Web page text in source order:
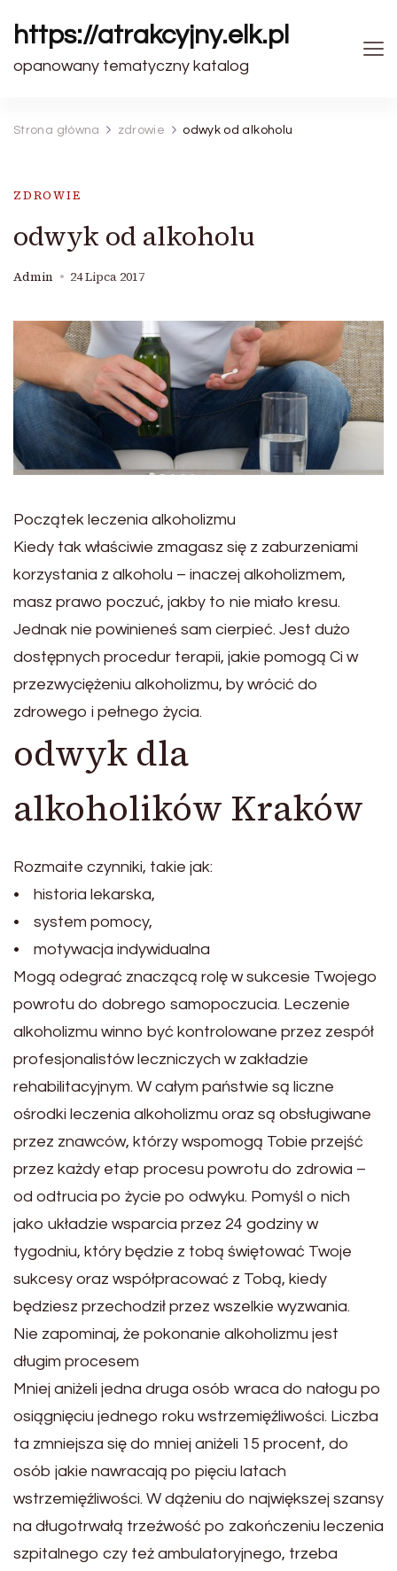
https://atrakcyjny.elk.pl
opanowany tematyczny katalog
Strona główna zdrowie odwyk od alkoholu
ZDROWIE
odwyk od alkoholu
Admin 24 Lipca 2017
Początek leczenia alkoholizmu
Kiedy tak właściwie zmagasz się z zaburzeniami
korzystania z alkoholu – inaczej alkoholizmem,
masz prawo poczuć, jakby to nie miało kresu.
Jednak nie powinieneś sam cierpieć. Jest dużo
dostępnych procedur terapii, jakie pomogą Ci w
przezwyciężeniu alkoholizmu, by wrócić do
zdrowego i pełnego życia.
odwyk dla
alkoholików Kraków
Rozmaite czynniki, takie jak:
• historia lekarska,
• system pomocy,
• motywacja indywidualna
Mogą odegrać znaczącą rolę w sukcesie Twojego
powrotu do dobrego samopoczucia. Leczenie
alkoholizmu winno być kontrolowane przez zespół
profesjonalistów leczniczych w zakładzie
rehabilitacyjnym. W całym państwie są liczne
ośrodki leczenia alkoholizmu oraz są obsługiwane
przez znawców, którzy wspomogą Tobie przejść
przez każdy etap procesu powrotu do zdrowia –
od odtrucia po życie po odwyku. Pomyśl o nich
jako układzie wsparcia przez 24 godziny w
tygodniu, który będzie z tobą świętować Twoje
sukcesy oraz współpracować z Tobą, kiedy
będziesz przechodził przez wszelkie wyzwania.
Nie zapominaj, że pokonanie alkoholizmu jest
długim procesem
Mniej aniżeli jedna druga osób wraca do nałogu po
osiągnięciu jednego roku wstrzemięźliwości. Liczba
ta zmniejsza się do mniej aniżeli 15 procent, do
osób jakie nawracają po pięciu latach
wstrzemięźliwości. W dążeniu do największej szansy
na długotrwałą trzeźwość po zakończeniu leczenia
szpitalnego czy też ambulatoryjnego, trzeba